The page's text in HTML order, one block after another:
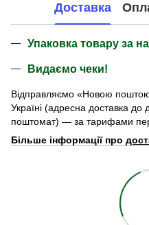
Доставка
Упаковка товару за
Видаємо чеки!
Відправляємо «Новою
Україні (адресна доставка до
поштомат) — за тарифами
Більше інформації про